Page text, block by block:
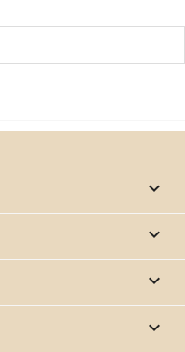



keyboard_arrow_down